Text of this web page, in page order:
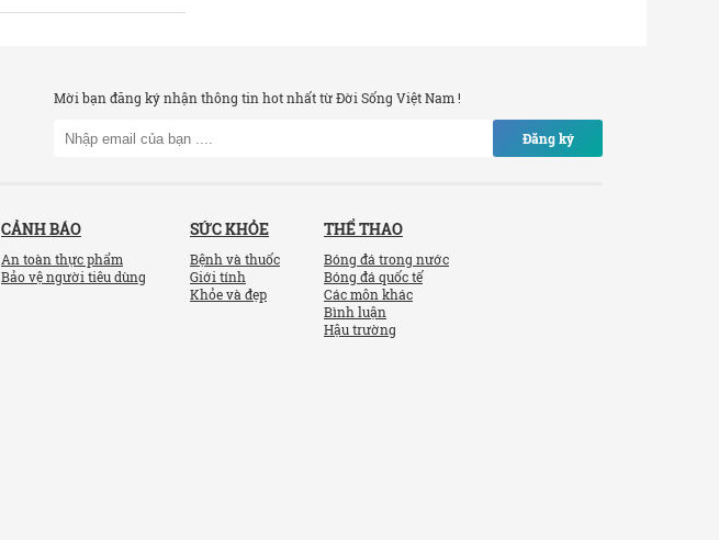
Mời bạn đăng ký nhận thông tin hot nhất từ Đời Sống Việt Nam !
Đăng ký
CẢNH BÁO
An toàn thực phẩm
Bảo vệ người tiêu dùng
SỨC KHỎE
Bệnh và thuốc
Giới tính
Khỏe và đẹp
THỂ THAO
Bóng đá trong nước
Bóng đá quốc tế
Các môn khác
Bình luận
Hậu trường